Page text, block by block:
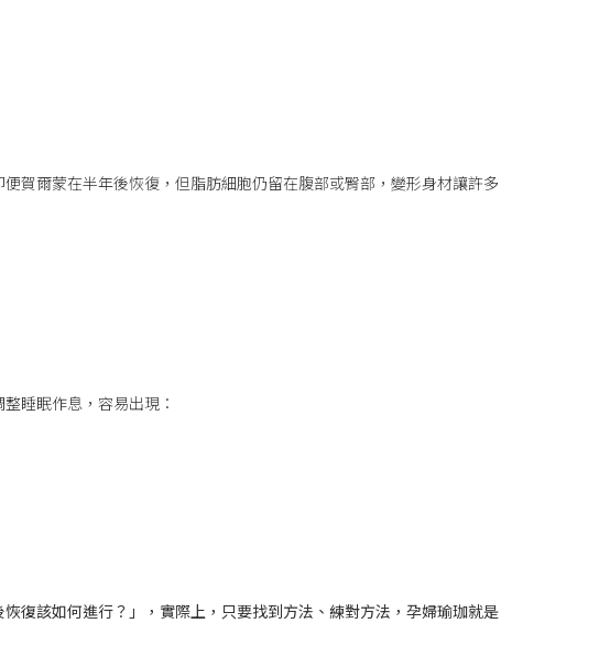
賀爾蒙在半年後恢復，但脂肪細胞仍留在腹部或臀部，變形身材讓許多
睡眠作息，容易出現：
復該如何進行？」，實際上，只要找到方法、練對方法，孕婦瑜珈就是